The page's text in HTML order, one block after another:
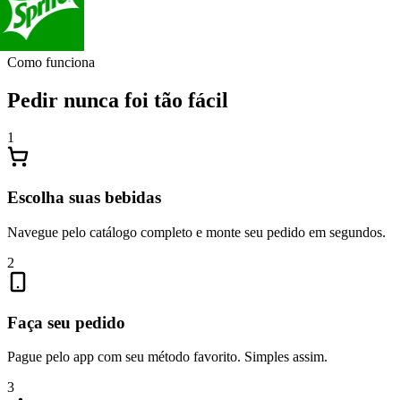
Como funciona
Pedir nunca foi tão fácil
1
Escolha suas bebidas
Navegue pelo catálogo completo e monte seu pedido em segundos.
2
Faça seu pedido
Pague pelo app com seu método favorito. Simples assim.
3